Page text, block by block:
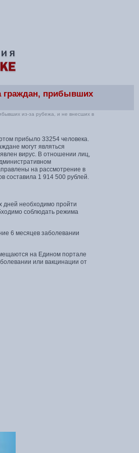
граждан, прибывших
из-за рубежа, и не внесших в
прибыло 33254 человека.
могут являться
вирус. В отношении лиц,
на рассмотрение в
составила 1 914 500 рублей.
дней необходимо пройти
соблюдать режима
6 месяцев заболевании
на Едином портале
или вакцинации от